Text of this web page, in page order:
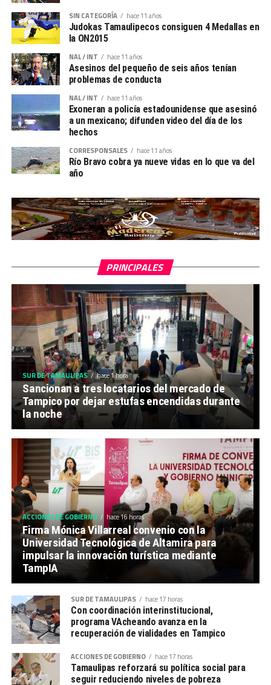
SIN CATEGORÍA hace 11 años
Judokas Tamaulipecos consiguen 4 Medallas en
la ON2015
NAL / INT hace 11 años
Asesinos del pequeño de seis años tenían
problemas de conducta
NAL / INT hace 11 años
Exoneran a policía estadounidense que asesinó
a un mexicano; difunden video del día de los
hechos
CORRESPONSALES hace 11 años
Río Bravo cobra ya nueve vidas en lo que va del
año
PRINCIPALES
SUR DE TAMAULIPAS hace 1 hora
Sancionan a tres locatarios del mercado de
Tampico por dejar estufas encendidas durante
la noche
ACCIONES DE GOBIERNO hace 16 horas
Firma Mónica Villarreal convenio con la
Universidad Tecnológica de Altamira para
impulsar la innovación turística mediante
TampIA
SUR DE TAMAULIPAS hace 17 horas
Con coordinación interinstitucional,
programa VAcheando avanza en la
recuperación de vialidades en Tampico
ACCIONES DE GOBIERNO hace 17 horas
Tamaulipas reforzará su política social para
seguir reduciendo niveles de pobreza